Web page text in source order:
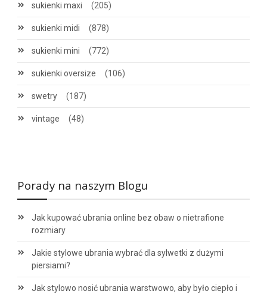
sukienki maxi (205)
sukienki midi (878)
sukienki mini (772)
sukienki oversize (106)
swetry (187)
vintage (48)
Porady na naszym Blogu
Jak kupować ubrania online bez obaw o nietrafione
rozmiary
Jakie stylowe ubrania wybrać dla sylwetki z dużymi
piersiami?
Jak stylowo nosić ubrania warstwowo, aby było ciepło i